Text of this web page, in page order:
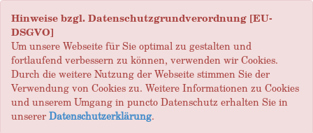
Hinweise bzgl. Datenschutzgrundverordnung [EU-
DSGVO]
Um unsere Webseite für Sie optimal zu gestalten und
fortlaufend verbessern zu können, verwenden wir Cookies.
Durch die weitere Nutzung der Webseite stimmen Sie der
Verwendung von Cookies zu. Weitere Informationen zu Cookies
und unserem Umgang in puncto Datenschutz erhalten Sie in
unsererDatenschutzerklärung.